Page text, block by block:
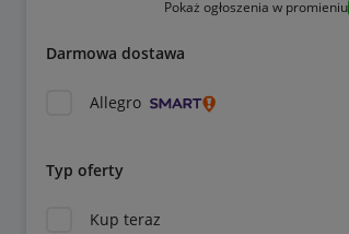
Pokaż ogłoszenia w promieniu
Darmowa dostawa
Allegro
Typ oferty
Kup teraz